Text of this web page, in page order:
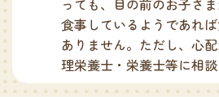
食事しているようであれ
ありません。ただし、心
理栄養士・栄養士等に相談